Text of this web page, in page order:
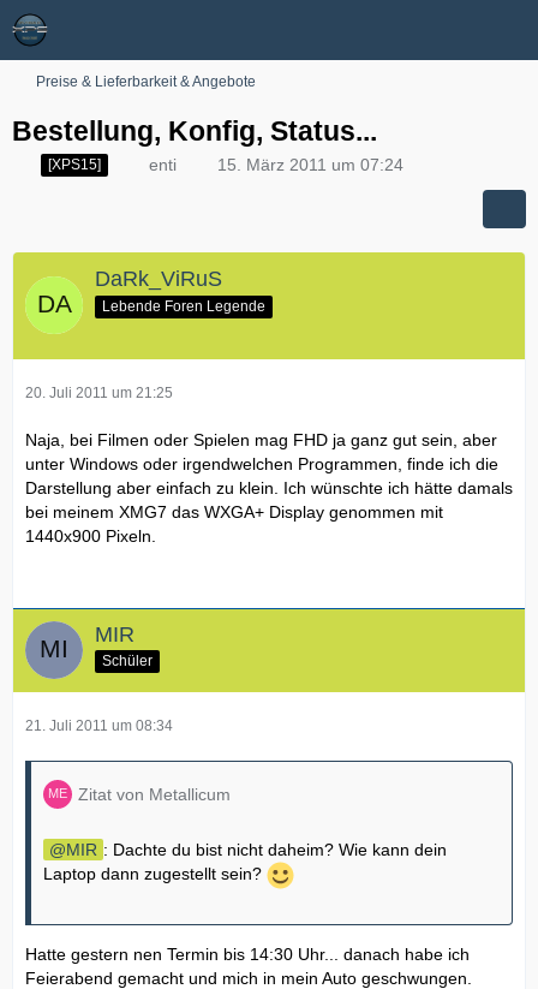
Preise & Lieferbarkeit & Angebote
Bestellung, Konfig, Status...
[XPS15] enti 15. März 2011 um 07:24
DaRk_ViRuS
Lebende Foren Legende
20. Juli 2011 um 21:25
Naja, bei Filmen oder Spielen mag FHD ja ganz gut sein, aber
unter Windows oder irgendwelchen Programmen, finde ich die
Darstellung aber einfach zu klein. Ich wünschte ich hätte damals
bei meinem XMG7 das WXGA+ Display genommen mit
1440x900 Pixeln.
MIR
Schüler
21. Juli 2011 um 08:34
Zitat von Metallicum
MIR : Dachte du bist nicht daheim? Wie kann dein
Laptop dann zugestellt sein?
Hatte gestern nen Termin bis 14:30 Uhr... danach habe ich
Feierabend gemacht und mich in mein Auto geschwungen.